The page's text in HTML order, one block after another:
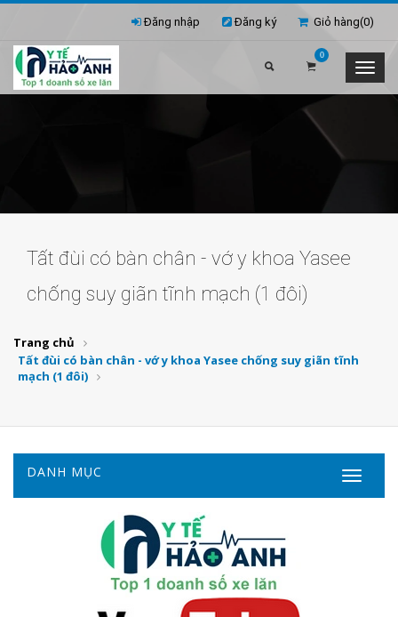
Giỏ hàng(0)
Đăng nhập Đăng ký
0
Tất đùi có bàn chân - vớ y khoa Yasee
chống suy giãn tĩnh mạch (1 đôi)
Trang chủ
Tất đùi có bàn chân - vớ y khoa Yasee chống suy giãn tĩnh
mạch (1 đôi)
DANH MỤC